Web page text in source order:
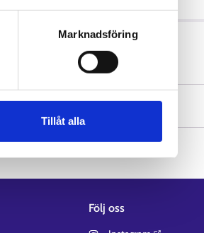
Marknadsföring
Tillåt alla
Följ oss